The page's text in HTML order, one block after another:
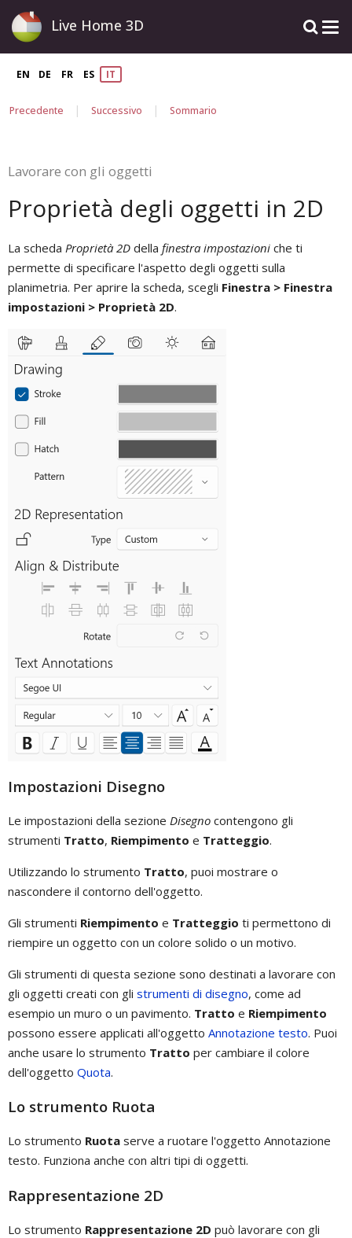
Live Home 3D
EN DE FR ES IT
Precedente | Successivo | Sommario
Lavorare con gli oggetti
Proprietà degli oggetti in 2D
La scheda Proprietà 2D della finestra impostazioni che ti
permette di specificare l'aspetto degli oggetti sulla
planimetria. Per aprire la scheda, scegli Finestra > Finestra
impostazioni > Proprietà 2D.
Impostazioni Disegno
Le impostazioni della sezione Disegno contengono gli
strumenti Tratto, Riempimento e Tratteggio.
Utilizzando lo strumento Tratto, puoi mostrare o
nascondere il contorno dell'oggetto.
Gli strumenti Riempimento e Tratteggio ti permettono di
riempire un oggetto con un colore solido o un motivo.
Gli strumenti di questa sezione sono destinati a lavorare con
gli oggetti creati con gli strumenti di disegno, come ad
esempio un muro o un pavimento. Tratto e Riempimento
possono essere applicati all'oggetto Annotazione testo. Puoi
anche usare lo strumento Tratto per cambiare il colore
dell'oggetto Quota.
Lo strumento Ruota
Lo strumento Ruota serve a ruotare l'oggetto Annotazione
testo. Funziona anche con altri tipi di oggetti.
Rappresentazione 2D
Lo strumento Rappresentazione 2D può lavorare con gli